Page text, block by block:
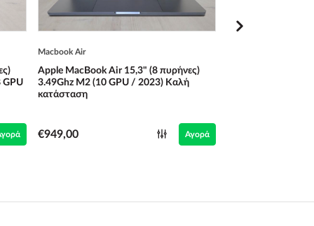
GPU
Macbook Air
Apple MacBook Air 15,3" (8 πυρήνες)
3.49Ghz M2 (10 GPU / 2023) Καλή
κατάσταση
€949,00 Αγορά